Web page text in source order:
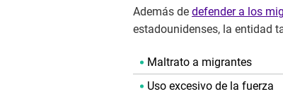
Además de defender a los
estadounidenses, la entidad
Maltrato a migrantes
Uso excesivo de la fuerza